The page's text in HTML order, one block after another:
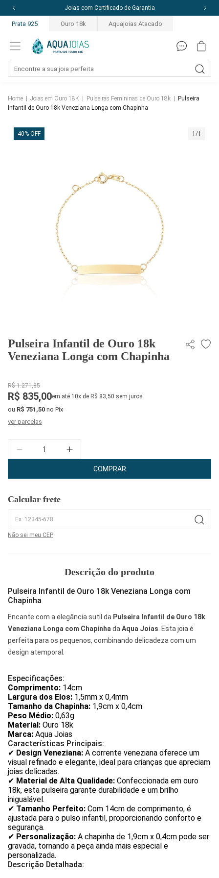
Joias com Certificado de Garantia
Prata 925 Ouro 18k Aquajoias Atacado
Home Joias em Ouro 18K Pulseiras Femininas de Ouro 18k
Pulseira
Infantil de Ouro 18k Veneziana Longa com Chapinha
40% OFF 1/1
Pulseira Infantil de Ouro 18k
Veneziana Longa com Chapinha
R$ 1.271,85
R$ 835,00em até 10x de R$ 83,50 sem juros
ou R$ 751,50 no Pix
ver parcelas
Quantidade
COMPRAR
Calcular frete
Não sei meu CEP
Descrição do produto
Pulseira Infantil de Ouro 18k Veneziana Longa com
Chapinha
Encante com a elegância sutil da Pulseira Infantil de Ouro 18k
Veneziana Longa com Chapinha da Aqua Joias . Esta joia é
perfeita para os pequenos, combinando delicadeza com um
design atemporal.
Especificações:
Comprimento: 14cm
Largura dos Elos: 1,5mm x 0,4mm
Tamanho da Chapinha: 1,9cm x 0,4cm
Peso Médio: 0,63g
Material: Ouro 18k
Marca: Aqua Joias
Características Principais:
✔ Design Veneziana: A corrente veneziana oferece um
visual refinado e elegante, ideal para crianças que apreciam
joias delicadas.
✔ Material de Alta Qualidade: Confeccionada em ouro
18k, esta pulseira garante durabilidade e um brilho
inigualável.
✔ Tamanho Perfeito: Com 14cm de comprimento, é
ajustada para o pulso infantil, proporcionando conforto e
segurança.
✔ Personalização: A chapinha de 1,9cm x 0,4cm pode ser
gravada, tornando a peça ainda mais especial e
personalizada.
Descrição Detalhada: